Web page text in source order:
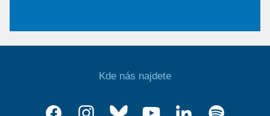
Kde nás najdete